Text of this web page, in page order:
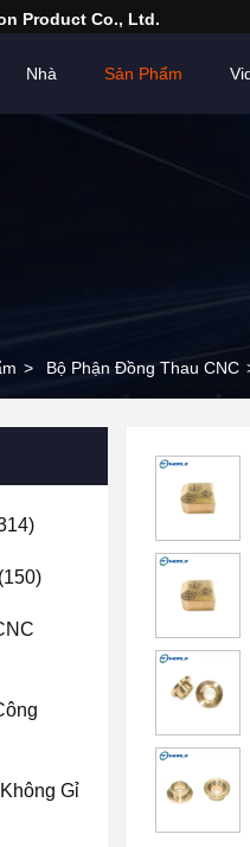
Product Co., Ltd.
Nhà Sản Phẩm
> Bộ Phận Đồng Thau CNC
(150)
Gỉ